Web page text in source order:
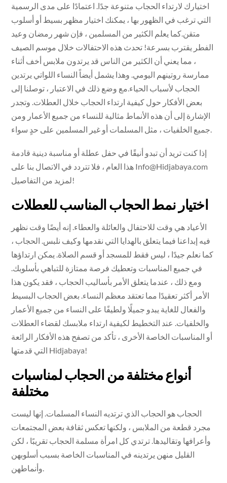
اختيارك لارتداء الحجاب متنوعة جدًا. اعتمادًا على مدى الرسمية
التي ترغب في الظهور بها ، يمكنك اختيار مظهر بسيط أو أسلوب
متقن.كما يعلم الكثير من المسلمين ، فإن شهر رمضان وعيد
الفطر يقترب بسرعة! تحدث هذه الاحتفالات خلال موسم الصيف
، مما يعني أن الكثير من الناس قد يرتدون ملابس أخف أثناء
ممارسة روتينهم اليومي. وهذا يشمل أيضاً النساء اللواتي يرتدين
الحجاب لأسباب الحياء.مع وضع ذلك في الاعتبار ، توصلنا إلى
بعض الأفكار حول كيفية ارتداء الحجاب خلال العطلات. وتجدر
الإشارة إلى أن هذه الأنماط مثالية للنساء من جميع الأعمار ومن
إذا كنت تريد أن تبدو أنيقًا في حفل عطلة أو مناسبة دينية قادمة
Info@Hidjabaya.com
لمزيد من التفاصيل!
اختيار نمط الحجاب المناسب للعطلات
الأعياد هي وقت للاحتفال والعائلة والعطاء. إنه أيضًا وقت نظهر
فيه إبداعنا فيما يتعلق بالهدايا التي نقدمها وكيف نلبس. الحجاب ،
كما نعلم جيدًا ، ليس فقط للمسجد أو قسم الصلاة. يمكن ارتداؤها
في جميع المناسبات وتعطيك فرصة ممتازة للتباهي بأسلوبك.
ومع ذلك ، عندما يتعلق الأمر بأساليب الحجاب ، فقد يكون هذا
الأمر أكثر تعقيدًا مما تعتقد معظم النساء. بعض الحجاب البسيط
والفعال للغاية يبدو جميلًا ولطيفًا على النساء من جميع الأعمار
والخلفيات. عند التخطيط لكيفية ارتداء ملابسك لقضاء العطلات
أو المناسبات الخاصة الأخرى ، تأكد من تصفح هذه الأفكار الرائعة
التي قدمتها Hidjabaya!
أنواع مختلفة من الحجاب لمناسبات
مختلفة
الحجاب هو الحجاب الذي ترتديه النساء المسلمات. إنها ليست
مجرد قطعة من الملابس ، ولكنها تعكس ثقافة بعض المجتمعات
وأعرافها وتقاليدها. ترتدي كل امرأة مسلمة الحجاب تقريبًا ، لكن
القليل منهن يرتدينه في المناسبات الخاصة بسبب أسلوبهن